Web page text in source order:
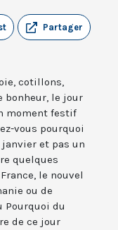
Partager
cotillons,
bonheur, le jour
moment festif
vous pourquoi
janvier et pas un
quelques
le nouvel
ou de
Pourquoi du
de ce jour